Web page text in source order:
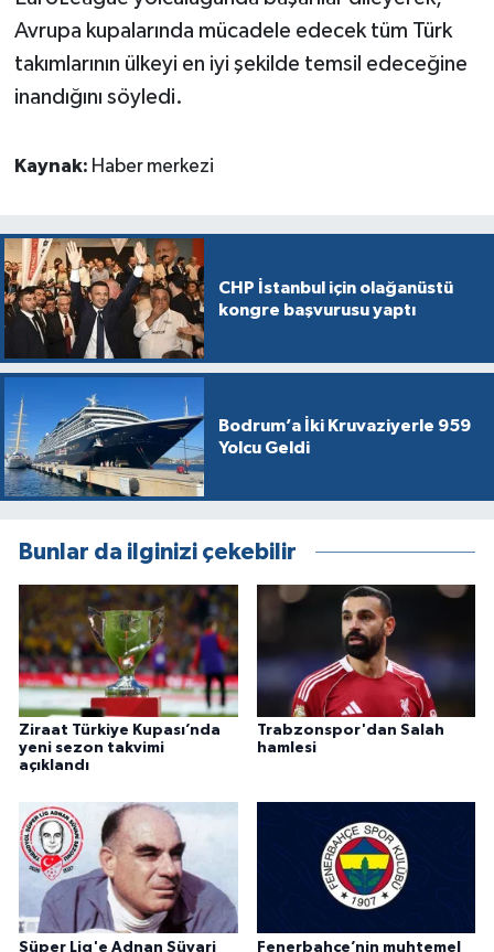
Avrupa kupalarında mücadele edecek tüm Türk
takımlarının ülkeyi en iyi şekilde temsil edeceğine
inandığını söyledi.
Kaynak: Haber merkezi
CHP İstanbul için olağanüstü
kongre başvurusu yaptı
Bodrum’a İki Kruvaziyerle 959
Yolcu Geldi
Bunlar da ilginizi çekebilir
Ziraat Türkiye Kupası’nda
yeni sezon takvimi
açıklandı
Trabzonspor'dan Salah
hamlesi
Süper Lig'e Adnan Süvari Fenerbahçe’nin muhtemel